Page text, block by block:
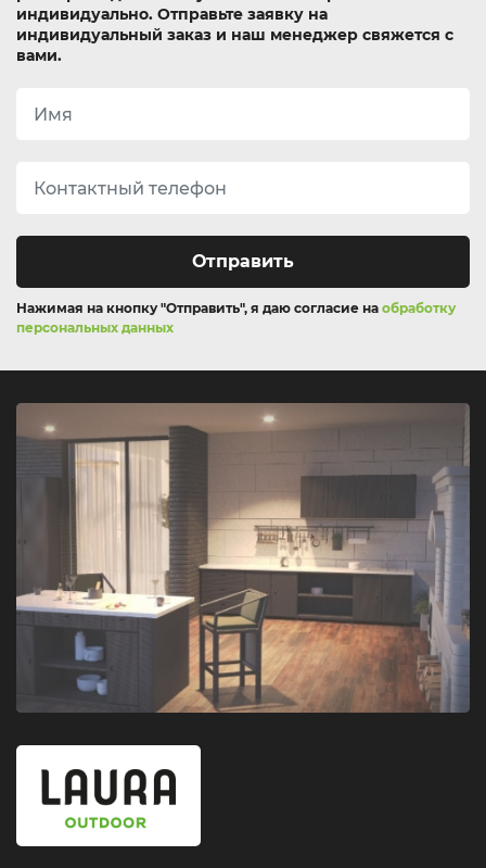
индивидуально. Отправьте заявку на
индивидуальный заказ и наш менеджер свяжется с
вами.
Отправить
Нажимая на кнопку "Отправить", я даю согласие на обработку
персональных данных